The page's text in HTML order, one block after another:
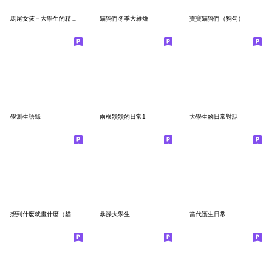
馬尾女孩－大學生的精神狀態 貓狗們冬季大雜燴 寶寶貓狗們（狗勾）
學測生語錄 兩根鬚鬚的日常1 大學生的日常對話
暴躁大學生 當代護生日常